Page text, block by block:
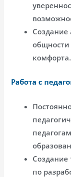
общности
комфорта.
Работа с
Создание
по